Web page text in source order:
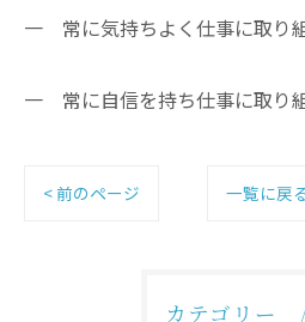
一 常に気持ちよく仕事に取り
一 常に自信を持ち仕事に取り
< 前のページ 一覧に戻
カテゴリー